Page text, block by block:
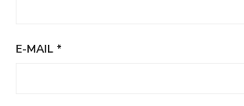
E-MAIL *